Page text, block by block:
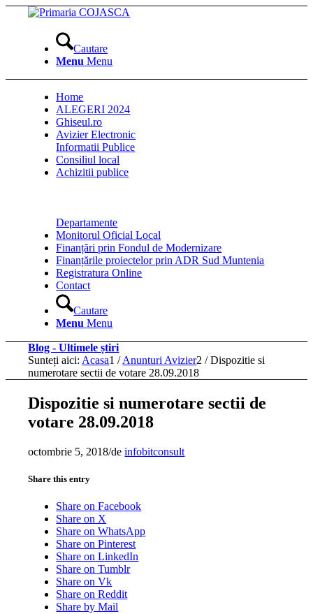
Cautare
Menu Menu
Home
ALEGERI 2024
Ghiseul.ro
Avizier Electronic
Informatii Publice
Consiliul local
Achizitii publice
Departamente
Monitorul Oficial Local
Finanțări prin Fondul de Modernizare
Finanțările proiectelor prin ADR Sud Muntenia
Registratura Online
Contact
Cautare
Menu Menu
Blog - Ultimele știri
Sunteți aici: Acasa1 / Anunturi Avizier2 / Dispozitie si
numerotare sectii de votare 28.09.2018
Dispozitie si numerotare sectii de
votare 28.09.2018
octombrie 5, 2018/deinfobitconsult
Share this entry
Share on Facebook
Share on X
Share on WhatsApp
Share on Pinterest
Share on LinkedIn
Share on Tumblr
Share on Vk
Share on Reddit
Share by Mail